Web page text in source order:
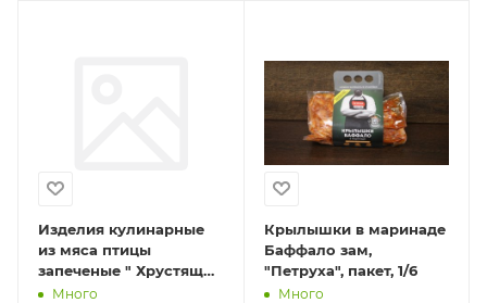
Изделия кулинарные
из мяса птицы
запеченые " Хрустящие
наггетсы", флоупак
Много
Крылышки в маринаде
Баффало зам,
"Петруха", пакет, 1/6
Много